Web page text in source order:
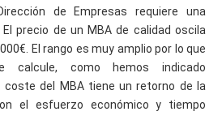
de Empresas requiere una
precio de un MBA de calidad oscila
El rango es muy amplio por lo que
calcule, como hemos indicado
del MBA tiene un retorno de la
el esfuerzo económico y tiempo